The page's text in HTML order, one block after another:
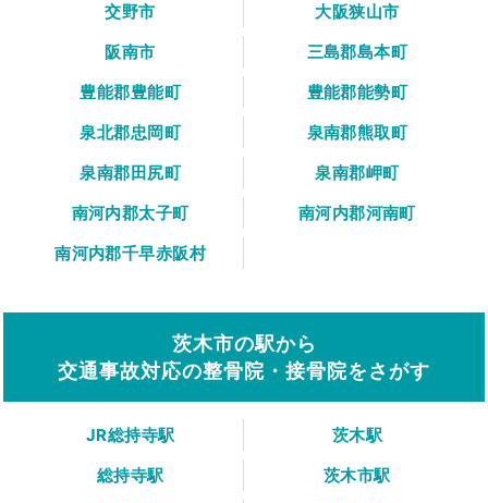
交野市
大阪狭山市
阪南市
三島郡島本町
豊能郡豊能町
豊能郡能勢町
泉北郡忠岡町
泉南郡熊取町
泉南郡田尻町
泉南郡岬町
南河内郡太子町
南河内郡河南町
南河内郡千早赤阪村
茨木市の駅から
交通事故対応の整骨院・接骨院をさがす
JR総持寺駅
茨木駅
総持寺駅
茨木市駅